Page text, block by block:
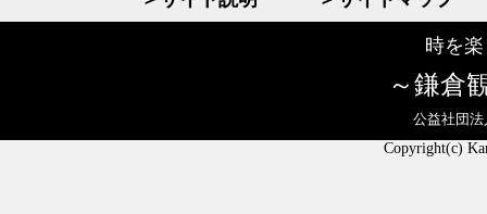
時を
鎌倉
公益社団
Copyright(c)